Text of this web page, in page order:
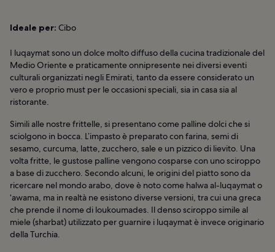
Ideale per: Cibo
I luqaymat sono un dolce molto diffuso della cucina tradizionale del
Medio Oriente e praticamente onnipresente nei diversi eventi
culturali organizzati negli Emirati, tanto da essere considerato un
vero e proprio must per le occasioni speciali, sia in casa sia al
ristorante.
Simili alle nostre frittelle, si presentano come palline dolci che si
sciolgono in bocca. L’impasto è preparato con farina, semi di
sesamo, curcuma, latte, zucchero, sale e un pizzico di lievito. Una
volta fritte, le gustose palline vengono cosparse con uno sciroppo
a base di zucchero. Secondo alcuni, le origini del piatto sono da
ricercare nel mondo arabo, dove è noto come halwa al-luqaymat o
‘awama, ma in realtà ne esistono diverse versioni, tra cui una greca
che prende il nome di loukoumades. Il denso sciroppo simile al
miele (sharbat) utilizzato per guarnire i luqaymat è invece originario
della Turchia.